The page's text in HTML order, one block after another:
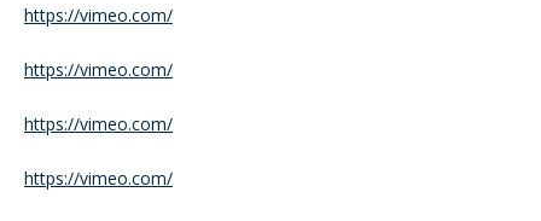
https://vimeo.com/
https://vimeo.com/
https://vimeo.com/
https://vimeo.com/